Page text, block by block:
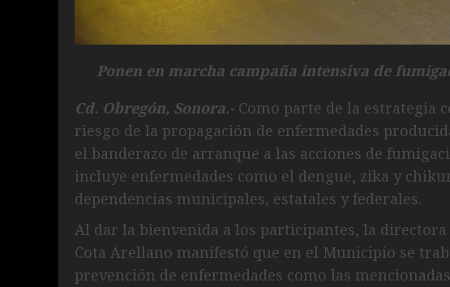
Ponen en marcha campaña intensiva de
Cd. Obregón, Sonora.- Como parte de la estrategia
riesgo de la propagación de enfermedades
el banderazo de arranque a las acciones de
incluye enfermedades como el dengue, zika y
dependencias municipales, estatales y federales.
Al dar la bienvenida a los participantes, la
Cota Arellano manifestó que en el Municipio se
prevención de enfermedades como las